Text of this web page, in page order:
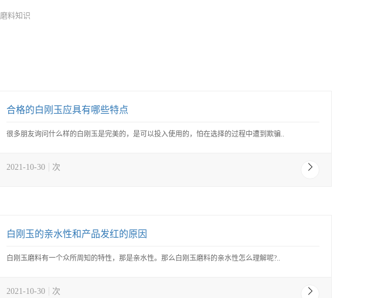
磨料知识
合格的白刚玉应具有哪些特点
很多朋友询问什么样的白刚玉是完美的，是可以投入使用的，怕在选择的过程中遭到欺骗..
2021-10-30 次
白刚玉的亲水性和产品发红的原因
白刚玉磨料有一个众所周知的特性，那是亲水性。那么白刚玉磨料的亲水性怎么理解呢?..
2021-10-30 次